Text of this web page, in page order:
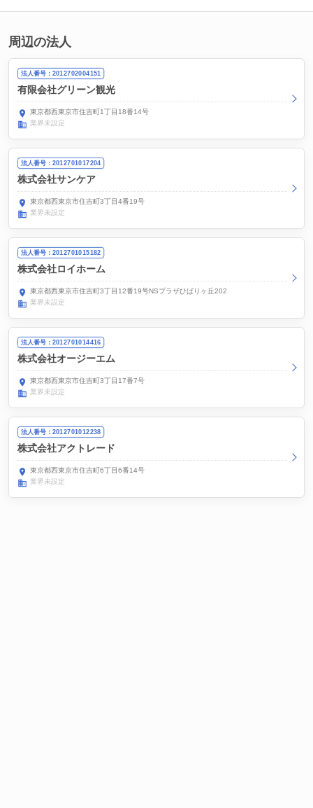
周辺の法人
法人番号：2012702004151
有限会社グリーン観光
東京都西東京市住吉町1丁目18番14号
業界未設定
法人番号：2012701017204
株式会社サンケア
東京都西東京市住吉町3丁目4番19号
業界未設定
法人番号：2012701015182
株式会社ロイホーム
東京都西東京市住吉町3丁目12番19号NSプラザひばりヶ丘202
業界未設定
法人番号：2012701014416
株式会社オージーエム
東京都西東京市住吉町3丁目17番7号
業界未設定
法人番号：2012701012238
株式会社アクトレード
東京都西東京市住吉町6丁目6番14号
業界未設定